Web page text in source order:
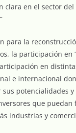
clara en el sector
para la
la participación en
en
e internacional
potencialidades y
que puedan
industrias y